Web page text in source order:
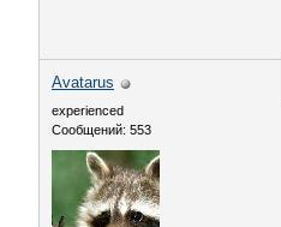
Avatarus
experienced
Сообщений: 553